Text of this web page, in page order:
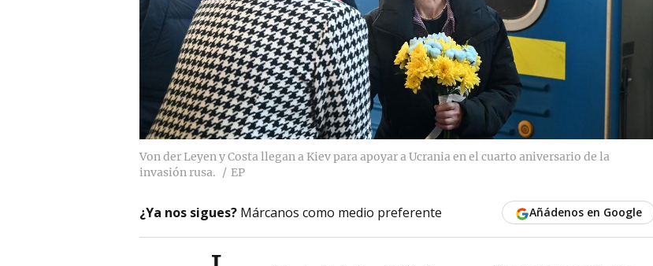
Von der Leyen y Costa llegan a Kiev para apoyar a Ucrania en el cuarto aniversario de la
invasión rusa.
EP
¿Ya nos sigues? Márcanos como medio preferente Añádenos en Google